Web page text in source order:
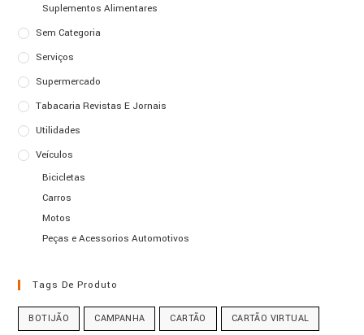
Suplementos Alimentares
Sem Categoria
Serviços
Supermercado
Tabacaria Revistas E Jornais
Utilidades
Veículos
Bicicletas
Carros
Motos
Peças e Acessorios Automotivos
Tags De Produto
BOTIJÃO CAMPANHA CARTÃO CARTÃO VIRTUAL